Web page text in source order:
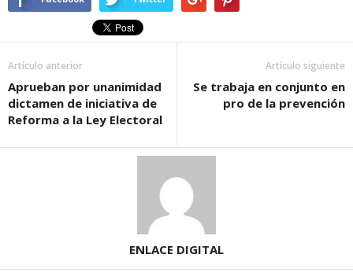
Artículo anterior
Aprueban por unanimidad
dictamen de iniciativa de
Reforma a la Ley Electoral
Artículo siguiente
Se trabaja en conjunto en
pro de la prevención
ENLACE DIGITAL